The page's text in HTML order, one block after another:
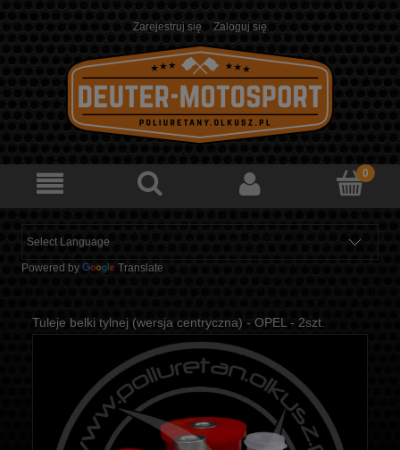
Zarejestruj się Zaloguj się
Powered by Translate
Tuleje belki tylnej (wersja centryczna) - OPEL - 2szt.